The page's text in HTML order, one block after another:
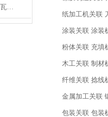
弹簧施压制动器主要由制动瓦块和弹簧构成
纸加工机关联 刀
涂装关联 涂装机
粉体关联 充填
木工关联 制材机
纤维关联 捻线机
金属加工关联 锻
包装关联 包装机